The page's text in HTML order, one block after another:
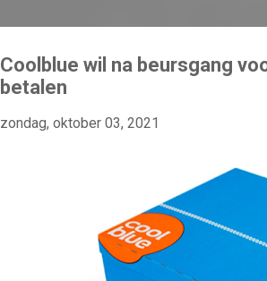
Coolblue wil na beursgang
betalen
zondag, oktober 03, 2021